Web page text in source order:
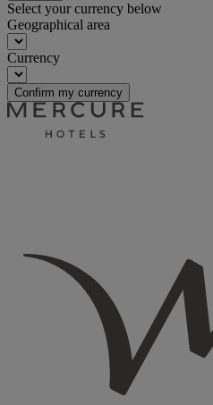
Select your currency below
Geographical area
Currency
Confirm my currency